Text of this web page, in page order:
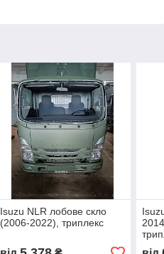
Isuzu NLR лобове скло
(2006-2022), триплекс